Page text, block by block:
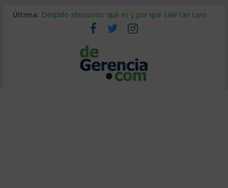
Última: Despido silencioso: qué es y por qué sale tan caro
La economía de Venezuela después del terremoto
Los 8 pasos de Kotter: liderar el cambio sin fracasar
Gestión de proyectos con IA: qué cambia en el oficio
IA y creatividad: cómo evitar que todos piensen igual